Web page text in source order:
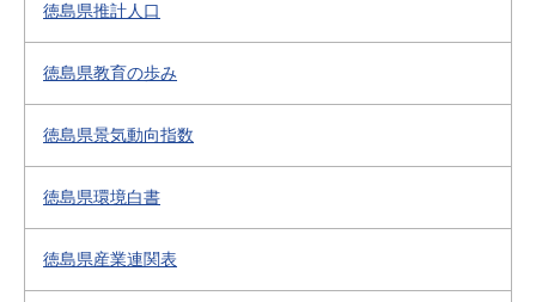
徳島県推計人口
徳島県教育の歩み
徳島県景気動向指数
徳島県環境白書
徳島県産業連関表